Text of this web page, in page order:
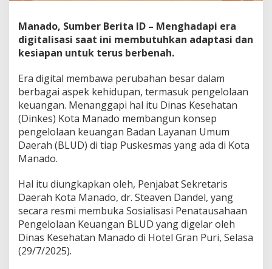
y
a
r
a
t
,
D
i
n
k
M
a
n
a
d
o
Manado, Sumber Berita ID – Menghadapi era
digitalisasi saat ini membutuhkan adaptasi dan
kesiapan untuk terus berbenah.
Era digital membawa perubahan besar dalam
berbagai aspek kehidupan, termasuk pengelolaan
keuangan. Menanggapi hal itu Dinas Kesehatan
(Dinkes) Kota Manado membangun konsep
pengelolaan keuangan Badan Layanan Umum
Daerah (BLUD) di tiap Puskesmas yang ada di Kota
Manado.
Hal itu diungkapkan oleh, Penjabat Sekretaris
Daerah Kota Manado, dr. Steaven Dandel, yang
secara resmi membuka Sosialisasi Penatausahaan
Pengelolaan Keuangan BLUD yang digelar oleh
Dinas Kesehatan Manado di Hotel Gran Puri, Selasa
(29/7/2025).